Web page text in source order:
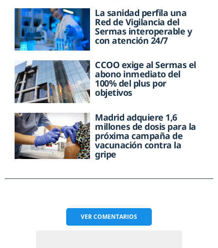
La sanidad perfila una
Red de Vigilancia del
Sermas interoperable y
con atención 24/7
CCOO exige al Sermas el
abono inmediato del
100% del plus por
objetivos
Madrid adquiere 1,6
millones de dosis para la
próxima campaña de
vacunación contra la
gripe
VERCOMENTARIOS